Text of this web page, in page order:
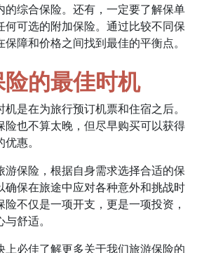
的综合保险。还有，一定要了解保单
何可选的附加保险。通过比较不同保
障和价格之间找到最佳的平衡点。
的最佳时机
是在为旅行预订机票和住宿之后。
险也不算太晚，但尽早购买可以获得
惠。
游保险，根据自身需求选择合适的保
确保在旅途中应对各种意外和挑战时
不仅是一项开支，更是一项投资，
舒适。
上必佳了解更多关于我们旅游保险的